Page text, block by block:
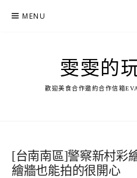
MENU
雯雯的
歡迎美食合作邀約合作信箱
[台南南區]警察新村彩
繪牆也能拍的很開心